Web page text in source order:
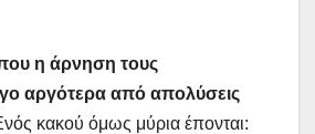
η άρνηση τους
αργότερα από απολύσεις
κακού όμως μύρια έπονται: